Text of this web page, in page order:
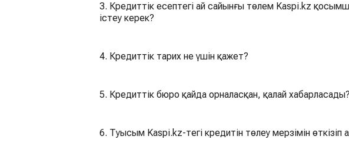
3. Кредиттік есептегі ай сайынғы төлем Kaspi.kz
істеу керек?
4. Кредиттік тарих не үшін қажет?
5. Кредиттік бюро қайда орналасқан, қалай хабарласады?
6. Туысым Kaspi.kz-тегі кредитін төлеу мерзімін